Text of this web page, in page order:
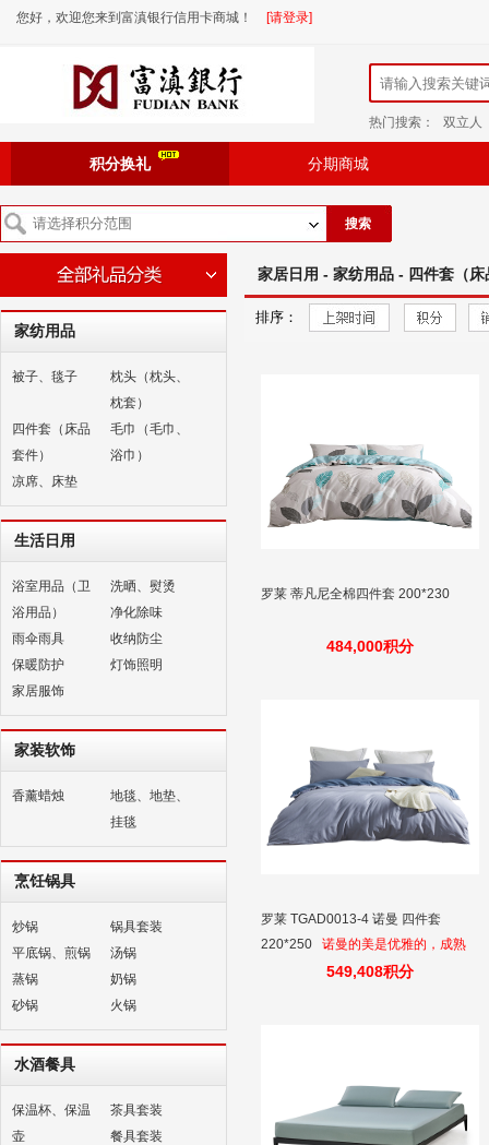
您好，欢迎您来到富滇银行信用卡商城！ [请登录]
热门搜索： 双立人
积分换礼 分期商城
搜索
家纺用品
被子、毯子
枕头（枕头、
枕套）
四件套（床品
套件）
毛巾（毛巾、
浴巾）
凉席、床垫
生活日用
浴室用品（卫
浴用品）
洗晒、熨烫
净化除味
雨伞雨具
收纳防尘
保暖防护
灯饰照明
家居服饰
家装软饰
香薰蜡烛
地毯、地垫、
挂毯
烹饪锅具
炒锅
锅具套装
平底锅、煎锅
汤锅
蒸锅
奶锅
砂锅
火锅
水酒餐具
保温杯、保温
壶
茶具套装
餐具套装
家居日用 - 家纺用品 - 四件套（床
排序：
罗莱 蒂凡尼全棉四件套 200*230
484,000积分
罗莱 TGAD0013-4 诺曼 四件套
220*250
诺曼的美是优雅的，成熟
的，它不像红色那么妩媚，火热，又
549,408积分